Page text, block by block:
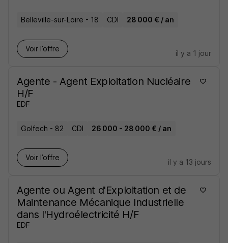
Belleville-sur-Loire - 18 CDI 28 000 € / an
Voir l’offre
il y a 1 jour
Agente - Agent Exploitation Nucléaire
H/F
EDF
Golfech - 82 CDI 26 000 - 28 000 € / an
Voir l’offre
il y a 13 jours
Agente ou Agent d'Exploitation et de
Maintenance Mécanique Industrielle
dans l'Hydroélectricité H/F
EDF